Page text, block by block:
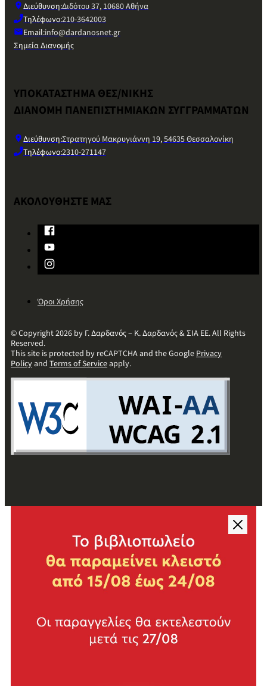
Διεύθυνση:Διδότου 37, 10680 Αθήνα
Τηλέφωνο:210-3642003
Email:info@dardanosnet.gr
Σημεία Διανομής
ΥΠΟΚΑΤΑΣΤΗΜΑ ΘΕΣ/ΝΙΚΗΣ
ΔΙΑΝΟΜΗ ΠΑΝΕΠΙΣΤΗΜΙΑΚΩΝ ΣΥΓΓΡΑΜΜΑΤΩΝ
Διεύθυνση:Στρατηγού Μακρυγιάννη 19, 54635 Θεσσαλονίκη
Τηλέφωνο:2310-271147
ΑΚΟΛΟΥΘΗΣΤΕ ΜΑΣ
Όροι Χρήσης
© Copyright 2026 by Γ. Δαρδανός – Κ. Δαρδανός & ΣΙΑ ΕΕ. All Rights
Reserved.
This site is protected by reCAPTCHA and the GooglePrivacy
Policyand Terms of Serviceapply.